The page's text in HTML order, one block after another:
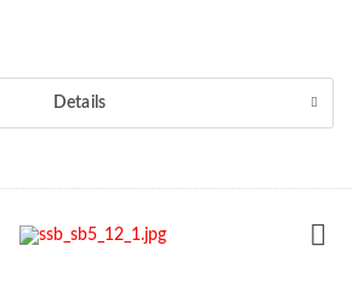
Details